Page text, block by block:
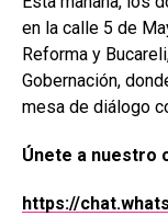
en la calle 5 de
Reforma y
Gobernación,
mesa de diálogo
Únete a nuestro
https://